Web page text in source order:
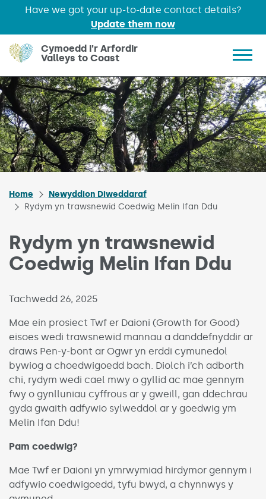
Have we got your up-to-date contact details?
Update them now
Skip to main content
Cymoedd i'r Arfordir
Valleys to Coast
Home
Newyddion Diweddaraf
Rydym yn trawsnewid Coedwig Melin Ifan Ddu
Rydym yn trawsnewid
Coedwig Melin Ifan Ddu
Published on:
Tachwedd 26, 2025
Mae ein prosiect Twf er Daioni (Growth for Good)
eisoes wedi trawsnewid mannau a danddefnyddir ar
draws Pen-y-bont ar Ogwr yn erddi cymunedol
bywiog a choedwigoedd bach. Diolch i’ch adborth
chi, rydym wedi cael mwy o gyllid ac mae gennym
fwy o gynlluniau cyffrous ar y gweill, gan ddechrau
gyda gwaith adfywio sylweddol ar y goedwig ym
Melin Ifan Ddu!
Pam coedwig?
Mae Twf er Daioni yn ymrwymiad hirdymor gennym i
adfywio coedwigoedd, tyfu bwyd, a chynnwys y